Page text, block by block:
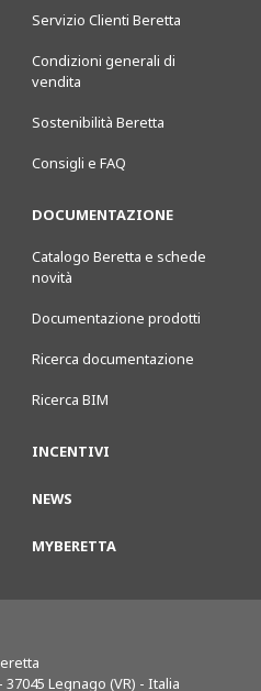
Servizio Clienti Beretta
Condizioni generali di
vendita
Sostenibilità Beretta
Consigli e FAQ
DOCUMENTAZIONE
Catalogo Beretta e schede
novità
Documentazione prodotti
Ricerca documentazione
Ricerca BIM
INCENTIVI
NEWS
MYBERETTA
- 37045 Legnago (VR) - Italia